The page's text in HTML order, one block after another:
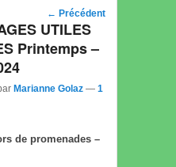
Navigation
des posts
← Précédent
UTILES
Printemps –
Marianne Golaz — 1
de promenades –